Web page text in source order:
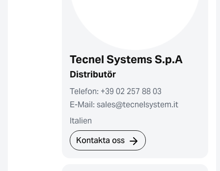
Tecnel Systems S.p.A
Distributör
Telefon: +39 02 257 88 03
E-Mail: sales@tecnelsystem.it
Italien
Kontakta oss